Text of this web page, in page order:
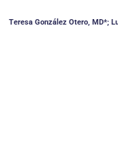
Teresa González Otero, MD*;